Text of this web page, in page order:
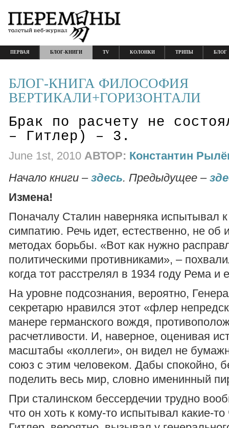
ПЕРВАЯ БЛОГ-КНИГИ TV КОЛОНКИ ТРИПЫ БЛОГ
БЛОГ-КНИГА ФИЛОСОФИЯ
ВЕРТИКАЛИ+ГОРИЗОНТАЛИ
Брак по расчету не
– Гитлер) – 3.
June 1st, 2010 АВТОР: Константин
Начало книги – здесь. Предыдущее –
Измена!
Поначалу Сталин наверняка испытывал к
симпатию. Речь идет, естественно, не об
методах борьбы. «Вот как нужно
политическими противниками», –
когда тот расстрелял в 1934 году Рема и
На уровне подсознания, вероятно,
секретарю нравился этот «флер
манере германского вождя,
расчетливости. И, наверное, оценивая
масштабы «коллеги», он видел не
союз с этим человеком. Дабы спокойно,
поделить весь мир, словно именинный
При сталинском бессердечии трудно
что он хоть к кому-то испытывал какие-